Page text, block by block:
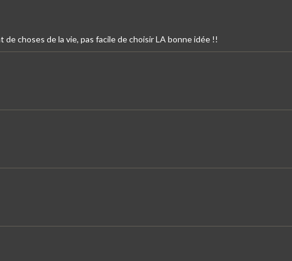
choses de la vie, pas facile de choisir LA bonne idée !!